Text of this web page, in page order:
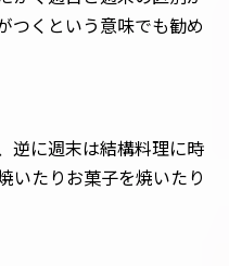
つくという意味でも勧め
逆に週末は結構料理に時
いたりお菓子を焼いたり